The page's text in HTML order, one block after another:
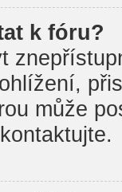
k fóru?
může